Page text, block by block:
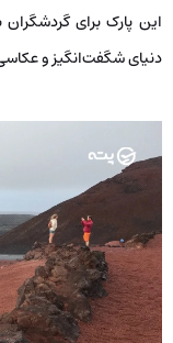
این پارک برای
دنیای شگفت‌انگیز و